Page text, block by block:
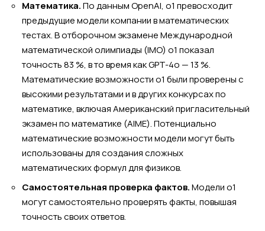
Математика.По данным OpenAI, o1 превосходит
предыдущие модели компании в математических
тестах. В отборочном экзамене Международной
математической олимпиады (IMO) o1 показал
точность 83 %, в то время как GPT-4o — 13 %.
Математические возможности o1 были проверены с
высокими результатами и в других конкурсах по
математике, включая Американский пригласительный
экзамен по математике (AIME). Потенциально
математические возможности модели могут быть
использованы для создания сложных
математических формул для физиков.
Самостоятельная проверка фактов.Модели o1
могут самостоятельно проверять факты, повышая
точность своих ответов.